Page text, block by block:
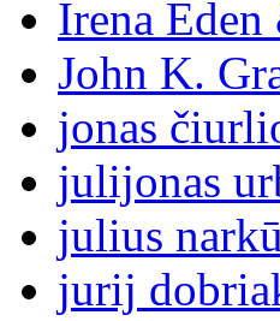
Irena
John K.
jonas
julijonas
julius
jurij